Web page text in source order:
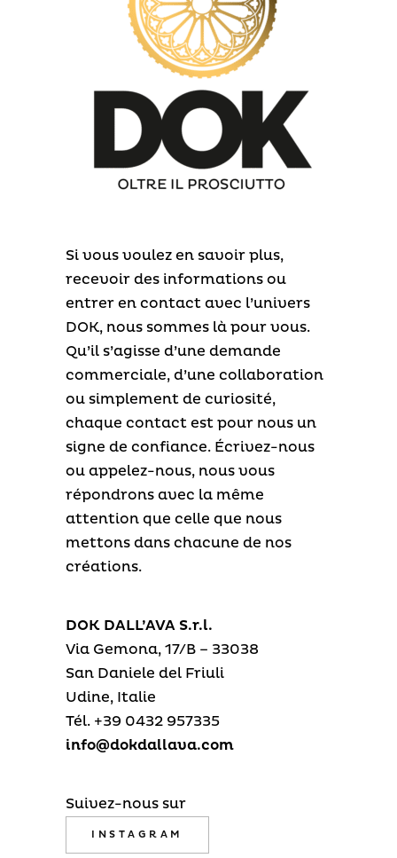
Si vous voulez en savoir plus,
recevoir des informations ou
entrer en contact avec l’univers
DOK, nous sommes là pour vous.
Qu’il s’agisse d’une demande
commerciale, d’une collaboration
ou simplement de curiosité,
chaque contact est pour nous un
signe de confiance. Écrivez-nous
ou appelez-nous, nous vous
répondrons avec la même
attention que celle que nous
mettons dans chacune de nos
créations.
DOK DALL’AVA S.r.l.
Via Gemona, 17/B – 33038
San Daniele del Friuli
Udine, Italie
Tél. +39 0432 957335
info@dokdallava.com
Suivez-nous sur
INSTAGRAM